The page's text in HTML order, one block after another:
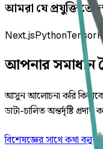
আমরা যে প্রযুক্তিতে
Next.jsPython
আপনার সমাধান
আসুন আলোচনা করি কিভাবে
ডাটা-চালিত অন্তর্দৃষ্টি প্রদান
বিশেষজ্ঞের সাথে কথা বলুন